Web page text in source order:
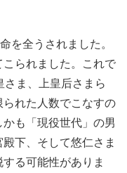
を全うされました。
られました。これで
さま、上皇后さまら
れた人数でこなすの
も「現役世代」の男
下、そして悠仁さま
る可能性がありま